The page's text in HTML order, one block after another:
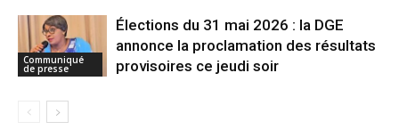
Communiqué
de presse
Élections du 31 mai 2026 : la DGE
annonce la proclamation des résultats
provisoires ce jeudi soir